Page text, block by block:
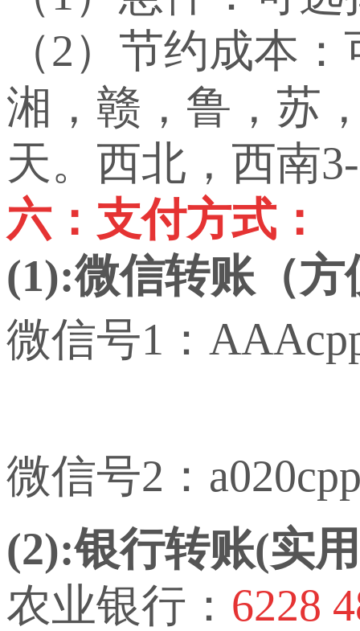
（2）节约成本
湘，赣，鲁，苏
天。西北，西南
六：支付方式：
(1):微信转账（方
微信号1：
微信号2：
(2):银行转账(实
农业银行： 6228